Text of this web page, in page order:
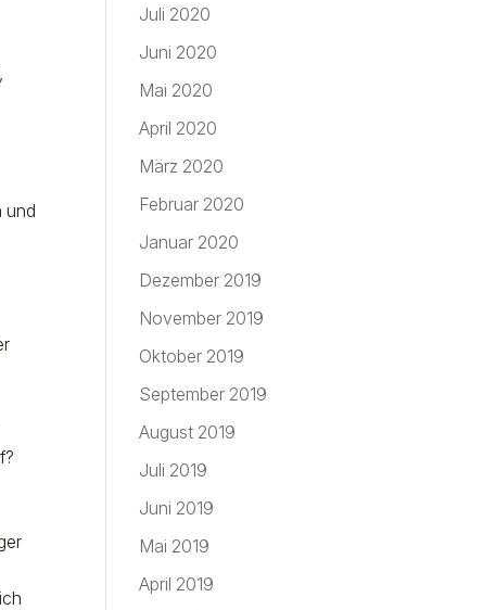
und
Juli 2020
Juni 2020
Mai 2020
April 2020
März 2020
Februar 2020
Januar 2020
Dezember 2019
November 2019
Oktober 2019
September 2019
August 2019
Juli 2019
Juni 2019
Mai 2019
April 2019